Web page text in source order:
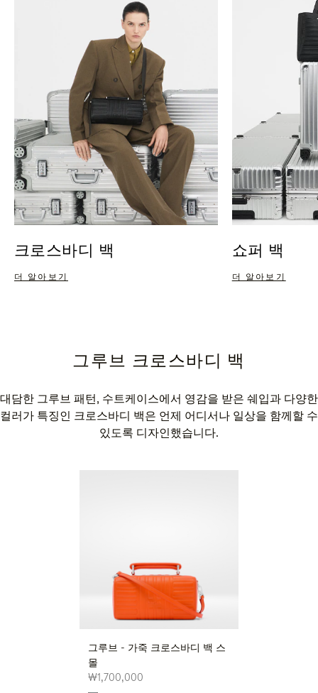
크로스바디 백
더 알아보기
쇼퍼 백
더 알아보기
그루브 크로스바디 백
대담한 그루브 패턴, 수트케이스에서 영감을 받은 쉐입과 다양한
컬러가 특징인 크로스바디 백은 언제 어디서나 일상을 함께할 수
있도록 디자인했습니다.
그루브 - 가죽 크로스바디 백 스
몰
₩1,700,000